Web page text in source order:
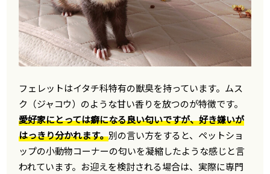
フェレットはイタチ科特有の獣臭を持っています。ムス
ク（ジャコウ）のような甘い香りを放つのが特徴です。
愛好家にとっては癖になる良い匂いですが、好き嫌いが
はっきり分かれます。別の言い方をすると、ペットショ
ップの小動物コーナーの匂いを凝縮したような感じと言
われています。お迎えを検討される場合は、実際に専門